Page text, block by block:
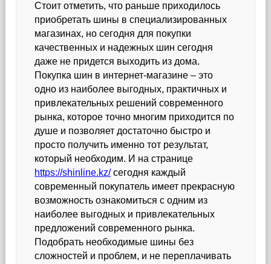
Стоит отметить, что раньше приходилось
приобретать шины в специализированных
магазинах, но сегодня для покупки
качественных и надежных шин сегодня
даже не придется выходить из дома.
Покупка шин в интернет-магазине – это
одно из наиболее выгодных, практичных и
привлекательных решений современного
рынка, которое точно многим приходится по
душе и позволяет достаточно быстро и
просто получить именно тот результат,
который необходим. И на странице
https://shinline.kz/сегодня каждый
современный покупатель имеет прекрасную
возможность ознакомиться с одним из
наиболее выгодных и привлекательных
предложений современного рынка.
Подобрать необходимые шины без
сложностей и проблем, и не переплачивать